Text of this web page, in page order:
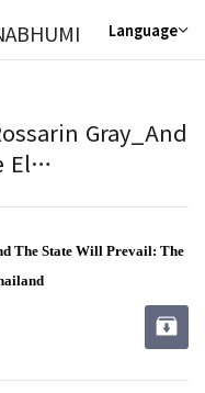
Language
Gray_And
El…
The State Will Prevail: The